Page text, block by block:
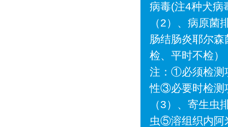
病毒(注4种犬病
（2）、病原
肠结肠炎耶尔
检、平时不检）
注：①必须检测
性③必要时检测
（3）、寄生
虫⑤溶组织内阿